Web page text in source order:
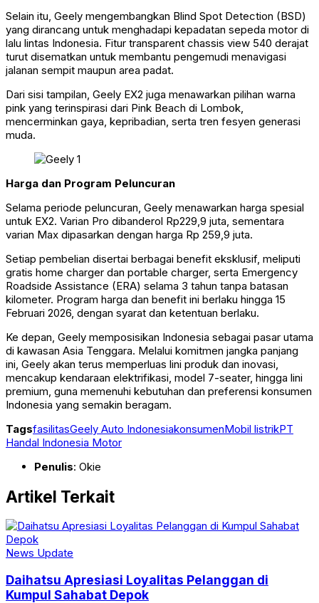
Selain itu, Geely mengembangkan Blind Spot Detection (BSD)
yang dirancang untuk menghadapi kepadatan sepeda motor di
lalu lintas Indonesia. Fitur transparent chassis view 540 derajat
turut disematkan untuk membantu pengemudi menavigasi
jalanan sempit maupun area padat.
Dari sisi tampilan, Geely EX2 juga menawarkan pilihan warna
pink yang terinspirasi dari Pink Beach di Lombok,
mencerminkan gaya, kepribadian, serta tren fesyen generasi
muda.
Harga dan Program Peluncuran
Selama periode peluncuran, Geely menawarkan harga spesial
untuk EX2. Varian Pro dibanderol Rp229,9 juta, sementara
varian Max dipasarkan dengan harga Rp 259,9 juta.
Setiap pembelian disertai berbagai benefit eksklusif, meliputi
gratis home charger dan portable charger, serta Emergency
Roadside Assistance (ERA) selama 3 tahun tanpa batasan
kilometer. Program harga dan benefit ini berlaku hingga 15
Februari 2026, dengan syarat dan ketentuan berlaku.
Ke depan, Geely memposisikan Indonesia sebagai pasar utama
di kawasan Asia Tenggara. Melalui komitmen jangka panjang
ini, Geely akan terus memperluas lini produk dan inovasi,
mencakup kendaraan elektrifikasi, model 7-seater, hingga lini
premium, guna memenuhi kebutuhan dan preferensi konsumen
Indonesia yang semakin beragam.
TagsfasilitasGeely Auto IndonesiakonsumenMobil listrikPT
Handal Indonesia Motor
Penulis: Okie
Artikel Terkait
News Update
Daihatsu Apresiasi Loyalitas Pelanggan di
Kumpul Sahabat Depok